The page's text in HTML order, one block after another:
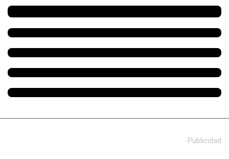
Publicidad